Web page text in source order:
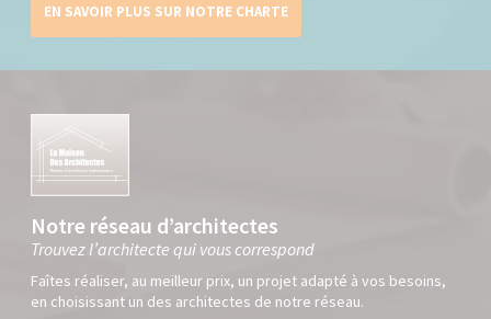
EN SAVOIR PLUS SUR NOTRE CHARTE
Notre réseau d’architectes
Trouvez l’architecte qui vous correspond
Faîtes réaliser, au meilleur prix, un projet adapté à vos besoins,
en choisissant un des architectes de notre réseau.